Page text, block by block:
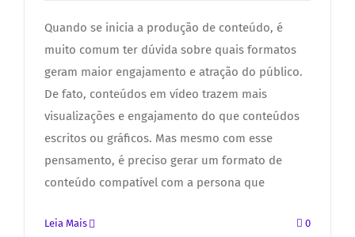
Quando se inicia a produção de conteúdo, é
muito comum ter dúvida sobre quais formatos
geram maior engajamento e atração do público.
De fato, conteúdos em vídeo trazem mais
visualizações e engajamento do que conteúdos
escritos ou gráficos. Mas mesmo com esse
pensamento, é preciso gerar um formato de
conteúdo compatível com a persona que
Leia Mais 0